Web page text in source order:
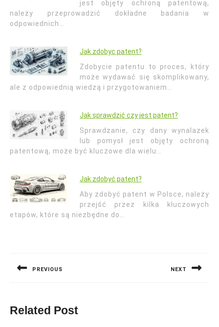
jest objęty ochroną patentową,
należy przeprowadzić dokładne badania w
odpowiednich…
Jak zdobyc patent?
Zdobycie patentu to proces, który
może wydawać się skomplikowany,
ale z odpowiednią wiedzą i przygotowaniem…
Jak sprawdzić czy jest patent?
Sprawdzanie, czy dany wynalazek
lub pomysł jest objęty ochroną
patentową, może być kluczowe dla wielu…
Jak zdobyć patent?
Aby zdobyć patent w Polsce, należy
przejść przez kilka kluczowych
etapów, które są niezbędne do…
PREVIOUS NEXT
Related Post